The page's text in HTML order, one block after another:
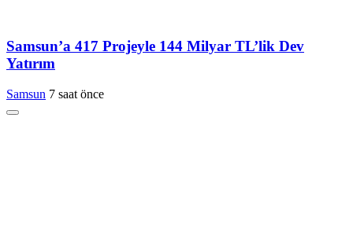
Samsun’a 417 Projeyle 144 Milyar TL’lik Dev
Yatırım
Samsun 7 saat önce